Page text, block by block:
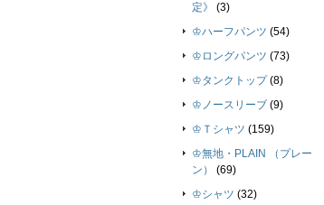
定》
(3)
♔ハーフパンツ (54)
♔ロングパンツ (73)
♔タンクトップ (8)
♔ノースリーブ (9)
♔Ｔシャツ (159)
♔無地・PLAIN （プレー
ン）
(69)
♔シャツ (32)